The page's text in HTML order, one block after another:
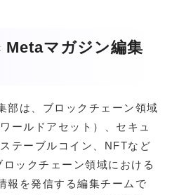
マガジン編集
は、ブロックチェーン領域
ールドアセット）、セキュ
テーブルコイン、NFTなど
ックチェーン領域における
報を発信する編集チームで